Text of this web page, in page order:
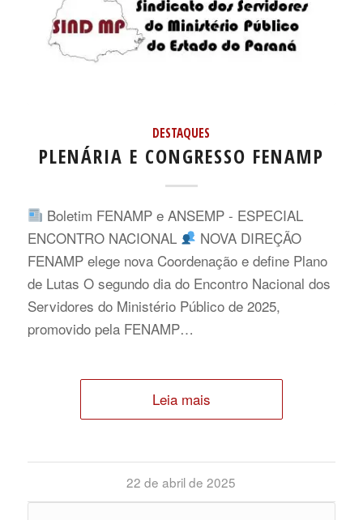
DESTAQUES
PLENÁRIA E CONGRESSO FENAMP
Boletim FENAMP e ANSEMP - ESPECIAL
ENCONTRO NACIONAL
NOVA DIREÇÃO
FENAMP elege nova Coordenação e define Plano
de Lutas O segundo dia do Encontro Nacional dos
Servidores do Ministério Público de 2025,
promovido pela FENAMP…
Leia mais
22 de abril de 2025